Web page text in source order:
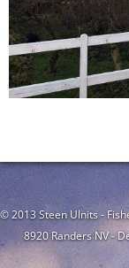
© 2013 Steen Ulnits -
8920 Randers NV -